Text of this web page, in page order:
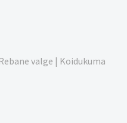
valge | Koidukuma